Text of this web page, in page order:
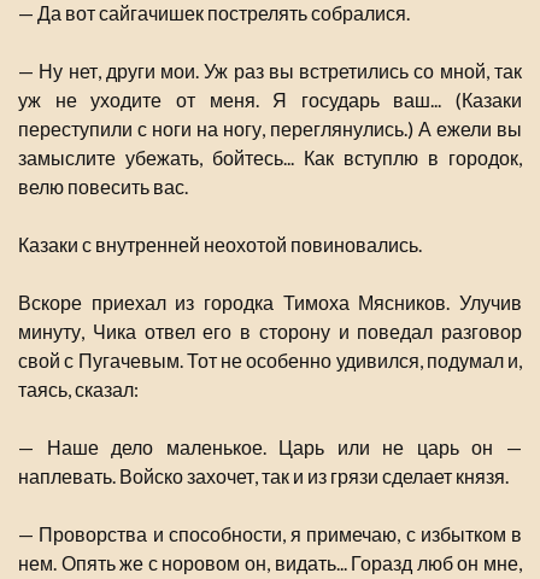
— Да вот сайгачишек пострелять собралися.
— Ну нет, други мои. Уж раз вы встретились со мной, так
уж не уходите от меня. Я государь ваш... (Казаки
переступили с ноги на ногу, переглянулись.) А ежели вы
замыслите убежать, бойтесь... Как вступлю в городок,
велю повесить вас.
Казаки с внутренней неохотой повиновались.
Вскоре приехал из городка Тимоха Мясников. Улучив
минуту, Чика отвел его в сторону и поведал разговор
свой с Пугачевым. Тот не особенно удивился, подумал и,
таясь, сказал:
— Наше дело маленькое. Царь или не царь он —
наплевать. Войско захочет, так и из грязи сделает князя.
— Проворства и способности, я примечаю, с избытком в
нем. Опять же с норовом он, видать... Горазд люб он мне,